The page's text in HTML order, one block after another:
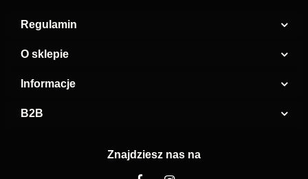
Regulamin
O sklepie
Informacje
B2B
Znajdziesz nas na